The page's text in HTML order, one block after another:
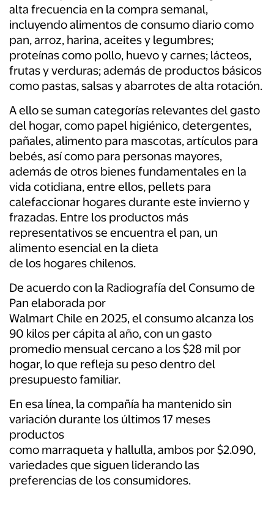
alta frecuencia en la compra semanal,
incluyendo alimentos de consumo diario como
pan, arroz, harina, aceites y legumbres;
proteínas como pollo, huevo y carnes; lácteos,
frutas y verduras; además de productos básicos
como pastas, salsas y abarrotes de alta rotación.
A ello se suman categorías relevantes del gasto
del hogar, como papel higiénico, detergentes,
pañales, alimento para mascotas, artículos para
bebés, así como para personas mayores,
además de otros bienes fundamentales en la
vida cotidiana, entre ellos, pellets para
calefaccionar hogares durante este invierno y
frazadas. Entre los productos más
representativos se encuentra el pan, un
alimento esencial en la dieta
de los hogares chilenos.
De acuerdo con la Radiografía del Consumo de
Pan elaborada por
Walmart Chile en 2025, el consumo alcanza los
90 kilos per cápita al año, con un gasto
promedio mensual cercano a los $28 mil por
hogar, lo que refleja su peso dentro del
presupuesto familiar.
En esa línea, la compañía ha mantenido sin
variación durante los últimos 17 meses
productos
como marraqueta y hallulla, ambos por $2.090,
variedades que siguen liderando las
preferencias de los consumidores.